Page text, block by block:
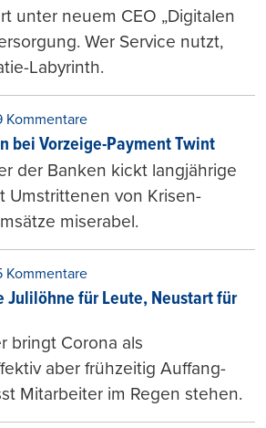
unter neuem CEO „Digitalen
Wer Service nutzt,
Labyrinth.
Kommentare
bei Vorzeige-Payment Twint
der Banken kickt langjährige
Umstrittenen von Krisen-
miserabel.
Kommentare
Julilöhne für Leute, Neustart für
bringt Corona als
aber frühzeitig Auffang-
Mitarbeiter im Regen stehen.